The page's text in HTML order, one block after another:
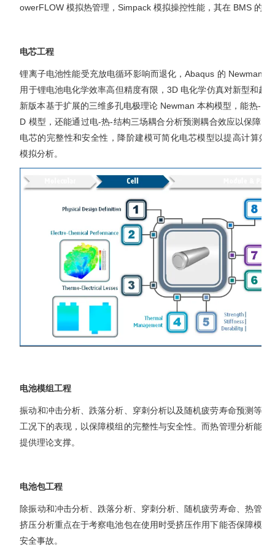
owerFLOW 模拟热管理，Simpack 模拟操控性能，其在 BMS 的仿
电芯工程
锂离子电池性能受充放电循环影响而退化，Abaqus 的 Newman
用于锂电池电化学效率高但精度有限，3D 电化学仿真对新型和超
新版本基于扩展的三维多孔电极理论 Newman 本构模型，能热-电
D 模型，还能通过电-热-结构三场耦合分析预测耦合效应以保障安
电芯的完整性和安全性，降阶建模可简化电芯模型以提高计算效
模拟分析。
电池模组工程
振动和冲击分析、跌落分析、穿刺分析以及随机疲劳寿命预测等
工况下的表现，以保障模组的完整性与安全性。而热管理分析能
提供理论支撑。
电池包工程
除振动和冲击分析、跌落分析、穿刺分析、随机疲劳寿命、热管
挤压分析重点在于考察电池包在使用时受挤压作用下能否保障模
安全事故。